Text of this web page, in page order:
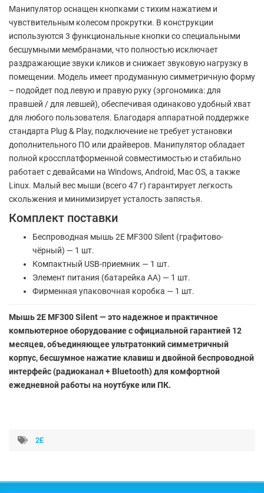
Манипулятор оснащен кнопками с тихим нажатием и
чувствительным колесом прокрутки. В конструкции
используются 3 функциональные кнопки со специальными
бесшумными мембранами, что полностью исключает
раздражающие звуки кликов и снижает звуковую нагрузку в
помещении. Модель имеет продуманную симметричную форму
– подойдет под левую и правую руку (эргономика: для
правшей / для левшей), обеспечивая одинаково удобный хват
для любого пользователя. Благодаря аппаратной поддержке
стандарта Plug & Play, подключение не требует установки
дополнительного ПО или драйверов. Манипулятор обладает
полной кроссплатформенной совместимостью и стабильно
работает с девайсами на Windows, Android, Mac OS, а также
Linux. Малый вес мыши (всего 47 г) гарантирует легкость
скольжения и минимизирует усталость запястья.
Комплект поставки
Беспроводная мышь 2E MF300 Silent (графитово-
чёрный) — 1 шт.
Компактный USB-приемник — 1 шт.
Элемент питания (батарейка АА) — 1 шт.
Фирменная упаковочная коробка — 1 шт.
Мышь 2E MF300 Silent — это надежное и практичное
компьютерное оборудование с официальной гарантией 12
месяцев, объединяющее ультратонкий симметричный
корпус, бесшумное нажатие клавиш и двойной беспроводной
интерфейс (радиоканал + Bluetooth) для комфортной
ежедневной работы на ноутбуке или ПК.
2E